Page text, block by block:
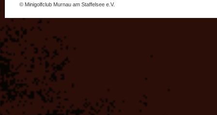
© Minigolfclub Murnau am Staffelsee e.V.